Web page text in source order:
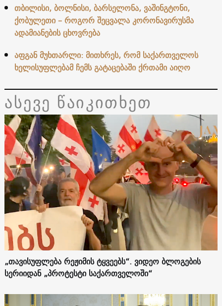
თბილისი, ბოლნისი, ბარსელონა, ვაშინგტონი,
ქობულეთი – როგორ შეცვალა კორონავირუსმა
ადამიანების ცხოვრება
აფგან მუხთარლი: მითხრეს, რომ საქართველოს
ხელისუფლებამ ჩემს გატაცებაში ქრთამი აიღო
ასევე წაიკითხეთ
„თავისუფლება რეჟიმის ტყვეებს“. ვიდეო ბლოგების
სერიიდან „პროტესტი საქართველოში“